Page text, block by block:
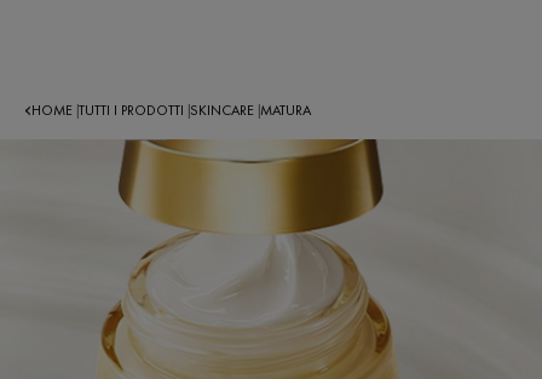
HOME TUTTI I PRODOTTI SKINCARE MATURA